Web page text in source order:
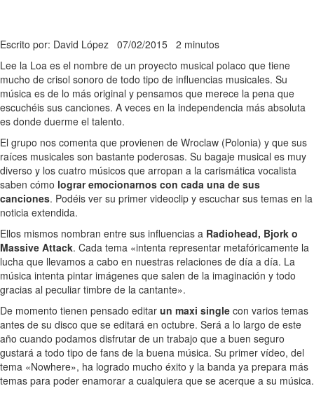
Escrito por: David López 07/02/2015 2 minutos
Lee la Loa es el nombre de un proyecto musical polaco que tiene
mucho de crisol sonoro de todo tipo de influencias musicales. Su
música es de lo más original y pensamos que merece la pena que
escuchéis sus canciones. A veces en la independencia más absoluta
es donde duerme el talento.
El grupo nos comenta que provienen de Wroclaw (Polonia) y que sus
raíces musicales son bastante poderosas. Su bagaje musical es muy
diverso y los cuatro músicos que arropan a la carismática vocalista
saben cómo lograr emocionarnos con cada una de sus
canciones. Podéis ver su primer videoclip y escuchar sus temas en la
noticia extendida.
Ellos mismos nombran entre sus influencias a Radiohead, Bjork o
Massive Attack. Cada tema «intenta representar metafóricamente la
lucha que llevamos a cabo en nuestras relaciones de día a día. La
música intenta pintar imágenes que salen de la imaginación y todo
gracias al peculiar timbre de la cantante».
De momento tienen pensado editar un maxi single con varios temas
antes de su disco que se editará en octubre. Será a lo largo de este
año cuando podamos disfrutar de un trabajo que a buen seguro
gustará a todo tipo de fans de la buena música. Su primer vídeo, del
tema «Nowhere», ha logrado mucho éxito y la banda ya prepara más
temas para poder enamorar a cualquiera que se acerque a su música.